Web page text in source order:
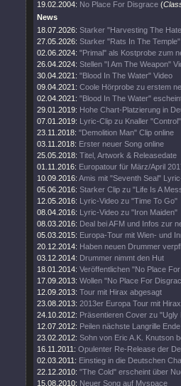
19.02.2004: No Place For Disgrace (
News
18.07.2026: Starker "Harvesting The
27.05.2026: Starker "Rats In The
02.06.2024: "Primal" als Kostprobe zum
26.04.2024: Stellen "I Am The Weapon"
30.04.2021: "Blood In The Water" Video
09.04.2021: Coole Hörprobe zu erstem
02.04.2021: "Blood In The Water"
29.01.2019: Hohe Chart-Platzierung in
07.01.2019: Lyric-Clip zu Knaller "Control"
23.11.2018: "Demolition Man" Clip online
03.11.2018: Erster neuer Song online
25.05.2018: Titel, Artwork & Releasedate
01.11.2016: Europatour für März/April
10.09.2016: Amis mit "Seventh Seal"
05.06.2016: Starker Clip zu "Life Is A
12.05.2016: Lyric-Video zu "Time To Go"
08.04.2016: Lyric-Video zu "Iron Maiden"
08.03.2016: Deal bei AFM und Infos zur
05.03.2015: Europa-Tour mit Wien- und
20.12.2014: Haben neuen Drummer
03.12.2014: Drummer nimmt den Hut
18.01.2014: Veröffentlichen "No Place
17.09.2013: Wollen "No Place For
12.09.2013: Tour mit Hirax abgesagt
23.08.2013: 2013er Europa Tour mit
24.10.2012: Präsentieren Cover zu "Ugly
12.07.2012: Peilen nächste Langrille
23.02.2012: Sohn von Eric A.K. Knutson
16.11.2011: Opulenter Re-Release der
02.03.2011: Einstieg in die Deutschen
22.12.2010: "The Cold" erscheint über
15.08.2010: Neuer Song auf Myspace